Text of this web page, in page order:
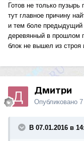
Готов не только пузырь
тут главное причину
и тем боле предыдущий
деревянный в прошлом
блок не вышел из
Дмитри
Опубликовано
В 07.01.2016 в